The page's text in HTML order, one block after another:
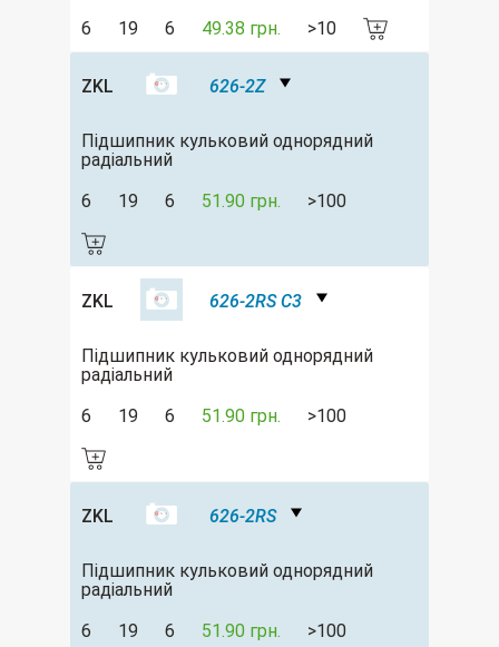
6 19 6 49.38 грн. >10
ZKL 626-2Z
Підшипник кульковий однорядний
радіальний
6
19 6 51.90 грн. >100
ZKL 626-2RS C3
Підшипник кульковий однорядний
радіальний
6
19 6 51.90 грн. >100
ZKL 626-2RS
Підшипник кульковий однорядний
радіальний
6
19 6 51.90 грн. >100